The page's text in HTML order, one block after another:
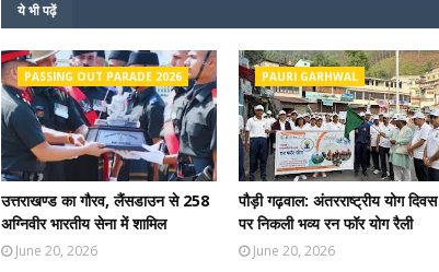
ये भी पढ़ें
PASSING OUT PARADE 2026
उत्तराखण्ड का गौरव, लैंसडाउन से 258
अग्निवीर भारतीय सेना में शामिल
June 20, 2026
PAURI GARHWAL
पौड़ी गढ़वाल: अंतरराष्ट्रीय योग दिवस
पर निकली भव्य रन फॉर योग रैली
June 20, 2026